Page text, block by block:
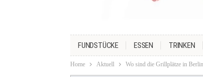
FUNDSTÜCKE ESSEN TRINKEN
Home Aktuell Wo sind die Grillplätze in